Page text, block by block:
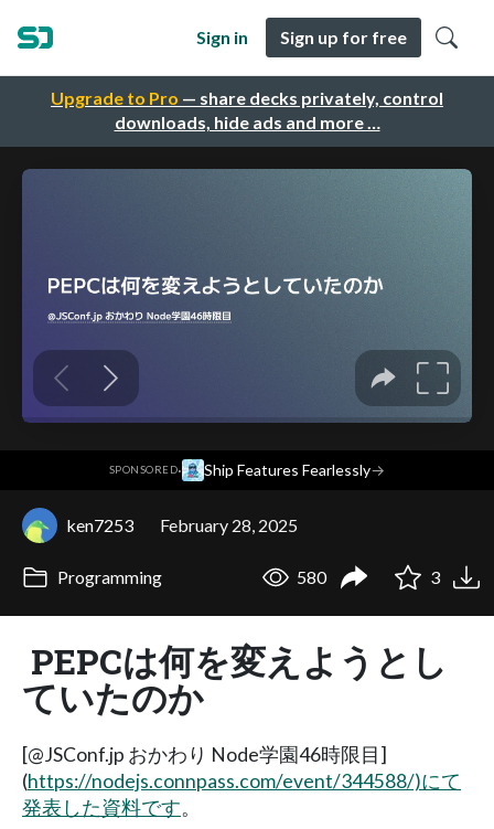
Upgrade to Pro — share decks privately, control
downloads, hide ads and more …
Sign in Sign up for free
SPONSORED· Ship Features Fearlessly→
ken7253 February 28, 2025
Programming 580 3
PEPCは何を変えようとし
ていたのか
[@JSConf.jp おかわり Node学園46時限目]
(https://nodejs.connpass.com/event/344588/)にて
発表した資料です。